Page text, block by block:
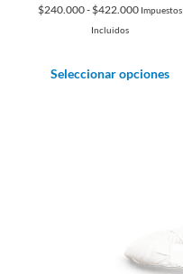
$240.000- $422.000Rango
Impuestos
Incluidos
Seleccionar opciones
elegir